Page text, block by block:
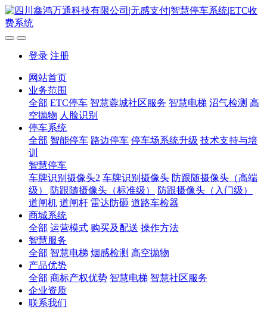
登录 注册
网站首页
业务范围
全部 ETC停车 智慧蓉城社区服务 智慧电梯 沼气检测 高
空抛物 人脸识别
停车系统
全部 智能停车 路边停车 停车场系统升级 技术支持与培
训
智慧停车
车牌识别摄像头2 车牌识别摄像头 防跟随摄像头（高端
级）
防跟随摄像头（标准级）
防跟摄像头（入门级）
道闸机 道闸杆 雷达防砸 道路车检器
商城系统
全部 运营模式 购买及配送 操作方法
智慧服务
全部 智慧电梯 烟感检测 高空抛物
产品优势
全部 商标产权优势 智慧电梯 智慧社区服务
企业资质
联系我们